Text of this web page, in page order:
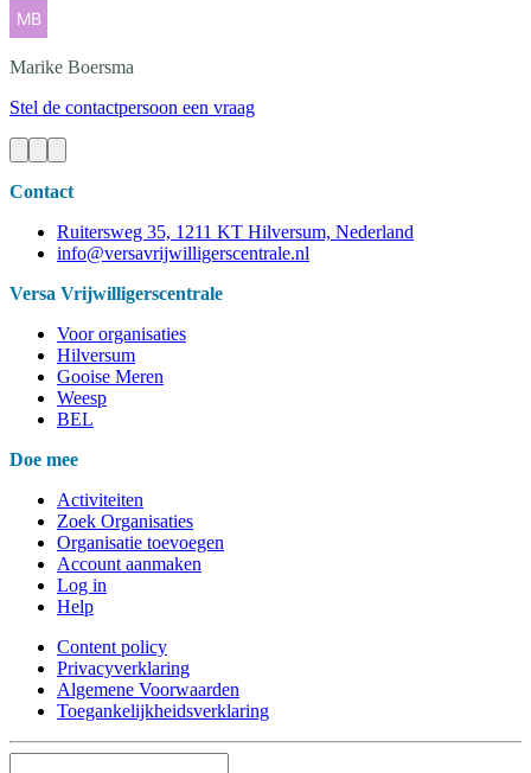
Marike Boersma
Stel de contactpersoon een vraag
Contact
Ruitersweg 35, 1211 KT Hilversum, Nederland
info@versavrijwilligerscentrale.nl
Versa Vrijwilligerscentrale
Voor organisaties
Hilversum
Gooise Meren
Weesp
BEL
Doe mee
Activiteiten
Zoek Organisaties
Organisatie toevoegen
Account aanmaken
Log in
Help
Content policy
Privacyverklaring
Algemene Voorwaarden
Toegankelijkheidsverklaring